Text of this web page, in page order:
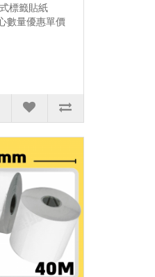
標籤貼紙
數量優惠單價